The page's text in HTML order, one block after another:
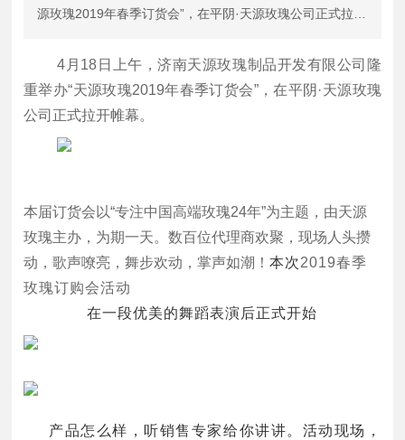
English
源玫瑰2019年春季订货会”，在平阴·天源玫瑰公司正式拉开
天源玫瑰主办，为期一天。数百位代理商欢聚，现场人头攒
动，歌声嘹亮，舞步欢动，掌声如潮！本次2019春季玫瑰
听销售专家给你讲讲。活动现场，济南天源玫瑰制品开发有
限公司销售总监翟女士
4月18日上午，济南天源玫瑰制品开发有限公司隆
重举办“天源玫瑰2019年春季订货会”，在平阴·天源玫瑰
公司正式拉开帷幕。
本届订货会以“专注中国高端玫瑰24年”为主题，由天源
玫瑰主办，为期一天。数百位代理商欢聚，现场人头攒
动，歌声嘹亮，舞步欢动，掌声如潮！本次2019春季
玫瑰订购会活动
在一段优美的舞蹈表演后正式开始
产品怎么样，听销售专家给你讲讲。活动现场，